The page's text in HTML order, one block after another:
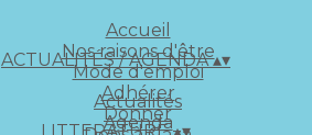
Accueil
Nos raisons d'être
Mode d'emploi
Adhérer
Donner
ACTUALITÉS / AGENDA▴▾
Actualités
Agenda